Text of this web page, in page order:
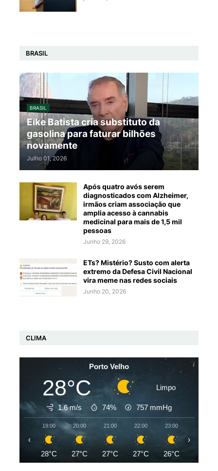
BRASIL
BRASIL
Eike Batista cria substituto da
gasolina para faturar bilhões
novamente
Julho 01, 2026
Após quatro avós serem
diagnosticados com Alzheimer,
irmãos criam associação que
amplia acesso à cannabis
medicinal para mais de 1,5 mil
pessoas
Junho 29, 2026
ETs? Mistério? Susto com alerta
extremo da Defesa Civil Nacional
vira meme nas redes sociais
Junho 20, 2026
CLIMA
Porto Velho
28°C Limpo
1.6 m/s 74% 757 mmHg
19:00
28°C
20:00
27°C
21:00
27°C
22:00
27°C
23:00
26°C
‹ ›